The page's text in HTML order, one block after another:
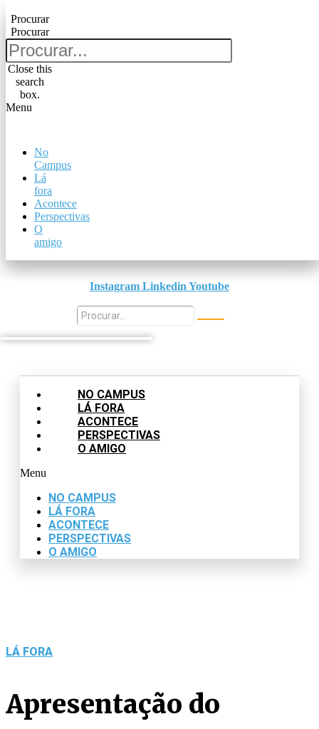
Procurar
Procurar
Close this
search
box.
Menu
No
Campus
Lá
fora
Acontece
Perspectivas
O
amigo
Procurar
Procurar
Close this
search
box.
No
Campus
Lá
fora
Acontece
Perspectivas
O
amigo
Instagram Linkedin Youtube
NO CAMPUS
LÁ FORA
ACONTECE
PERSPECTIVAS
O AMIGO
Menu
NO CAMPUS
LÁ FORA
ACONTECE
PERSPECTIVAS
O AMIGO
LÁ FORA
Apresentação do